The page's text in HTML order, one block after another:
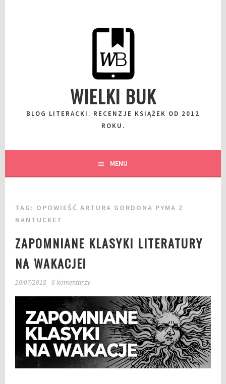
WIELKI BUK
BLOG LITERACKI. RECENZJE KSIĄŻEK OD 2012
ROKU.
MENU
TAG: OPOWIEŚĆ ARTURA GORDONA PYMA Z
NANTUCKET
ZAPOMNIANE KLASYKI LITERATURY
NA WAKACJE!
20/07/2018 6 komentarzy